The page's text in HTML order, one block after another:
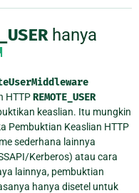
hanya
HTTPREMOTE_USER
keaslian. Itu mungkin
Pembuktian Keaslian HTTP
sederhana lainnya
Kerberos) atau cara
lainnya, pembuktian
hanya disetel untuk